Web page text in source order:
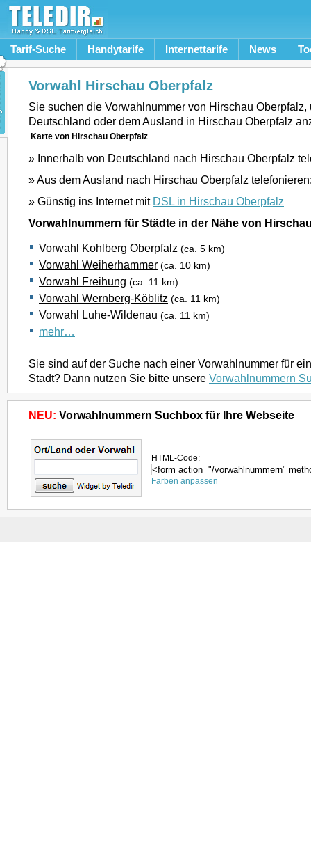
Tarif-Suche Handytarife Internettarife News
Vorwahl Hirschau Oberpfalz
Sie suchen die Vorwahlnummer von Hirschau Oberpfalz,
Deutschland oder dem Ausland in Hirschau Oberpfalz
Karte von Hirschau Oberpfalz
» Innerhalb von Deutschland nach Hirschau Oberpfalz
» Aus dem Ausland nach Hirschau Oberpfalz
» Günstig ins Internet mit DSL in Hirschau Oberpfalz
Vorwahlnummern für Städte in der Nähe von
Vorwahl Kohlberg Oberpfalz (ca. 5 km)
Vorwahl Weiherhammer (ca. 10 km)
Vorwahl Freihung (ca. 11 km)
Vorwahl Wernberg-Köblitz (ca. 11 km)
Vorwahl Luhe-Wildenau (ca. 11 km)
mehr…
Sie sind auf der Suche nach einer Vorwahlnummer für
Stadt? Dann nutzen Sie bitte unsere Vorwahlnummern
NEU: Vorwahlnummern Suchbox für Ihre Webseite
HTML-Code:
Farben anpassen